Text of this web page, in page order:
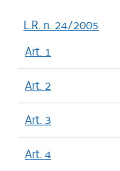
L.R. n. 24/2005
Art. 1
Art. 2
Art. 3
Art. 4